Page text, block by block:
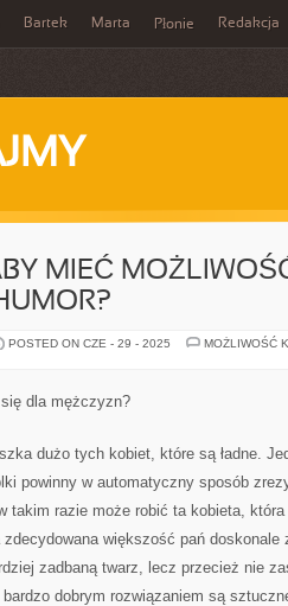
Bartek Marta Płonie Redakcja
MIEĆ
POSTED ON CZE - 29 - 2025
MOŻLIWOŚĆ
dla mężczyzn?
dużo tych kobiet, które są ładne.
powinny w automatyczny sposób
takim razie może robić ta kobieta,
większość pań doskonale
zadbaną twarz, lecz przecież nie
dobrym rozwiązaniem są